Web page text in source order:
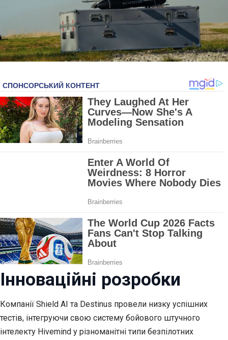
Інноваційні розробки
Компанії Shield AI та Destinus провели низку успішних
тестів, інтегруючи свою систему бойового штучного
інтелекту Hivemind у різноманітні типи безпілотних